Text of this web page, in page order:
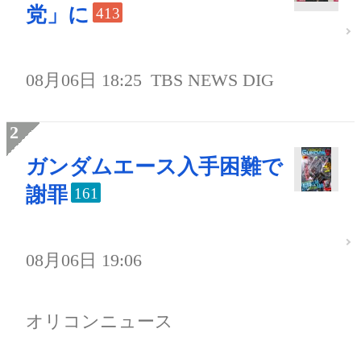
党」に 413
08月06日 18:25 TBS NEWS DIG
ガンダムエース入手困難で
謝罪 161
08月06日 19:06
オリコンニュース